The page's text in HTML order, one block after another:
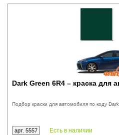
Dark Green 6R4 – краска для
Подбор краски для автомобиля по коду
арт. 5557 Есть в наличии